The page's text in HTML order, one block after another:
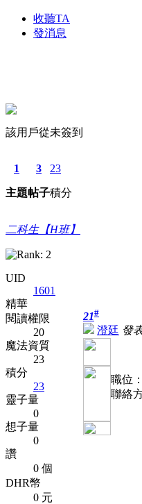
收聽TA
發消息
該用戶從未簽到
1
主題
3
帖子
23
積分
二科生【H班】
UID
1601
精華
閱讀權限
20
魔法資質
23
積分
23
靈子量
0
想子量
0
讚
0 個
DHR幣
0 元
21#
澄廷 發
職位
聯絡